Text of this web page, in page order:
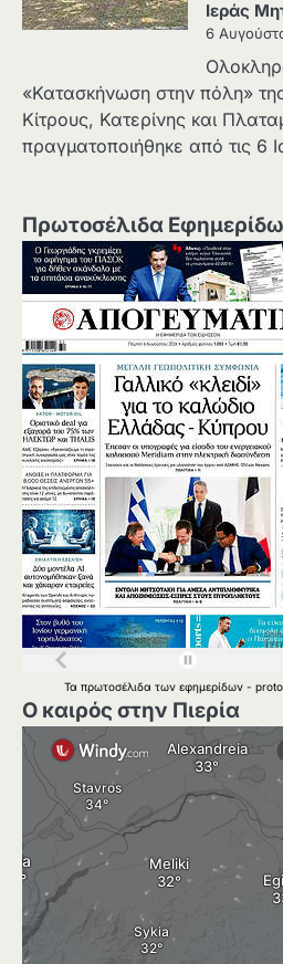
Ιεράς
6
«Κατασκήνωση στην πόλη»
Κίτρους, Κατερίνης και
πραγματοποιήθηκε από τις 6
Πρωτοσέλιδα
Τα πρωτοσέλιδα των εφημερίδων -
Ο καιρός στην Πιερία